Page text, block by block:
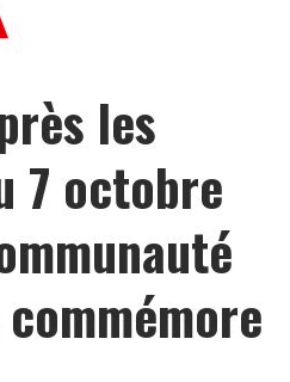
les
7 octobre